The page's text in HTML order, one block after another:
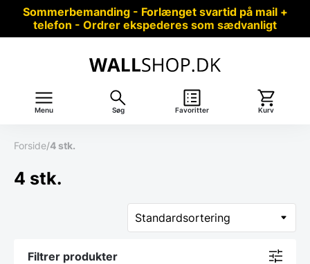
Sommerbemanding - Forlænget svartid på mail +
telefon - Ordrer ekspederes som sædvanligt
Menu Søg Favoritter Kurv
Forside/4 stk.
4 stk.
Filtrer produkter